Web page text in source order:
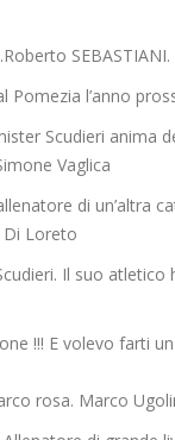
SEBASTIANI.
Pomezia l’anno
Scudieri anima
Vaglica
di un’altra
Di Loreto
Il suo
!!! E volevo farti
rosa. Marco